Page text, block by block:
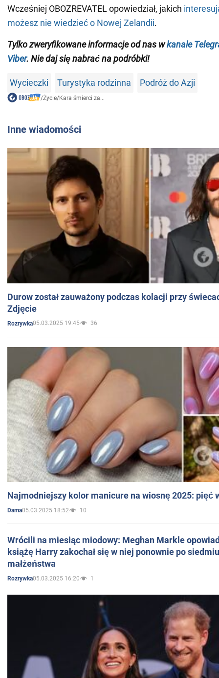
Wcześniej OBOZREVATEL opowiedział, jakich
możesz nie wiedzieć o Nowej Zelandii.
Tylko zweryfikowane informacje od nas wkanale
Viber. Nie daj się nabrać na podróbki!
Wycieczki Turystyka rodzinna Podróż do Azji
/Życie/Kara śmierci za...
Inne wiadomości
Durow został zauważony podczas kolacji przy
Zdjęcie
Rozrywka05.03.2025 19:45 36
Najmodniejszy kolor manicure na wiosnę 2025: pięć
Dama05.03.2025 18:52 10
Wrócili na miesiąc miodowy: Meghan Markle
książę Harry zakochał się w niej ponownie po
małżeństwa
Rozrywka05.03.2025 16:20 1